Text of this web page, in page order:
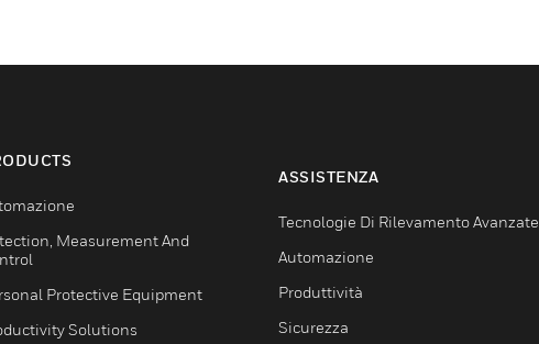
Measurement And
Protective Equipment
Solutions
ASSISTENZA
Tecnologie Di Rilevamento Avanzate
Automazione
Produttività
Sicurezza